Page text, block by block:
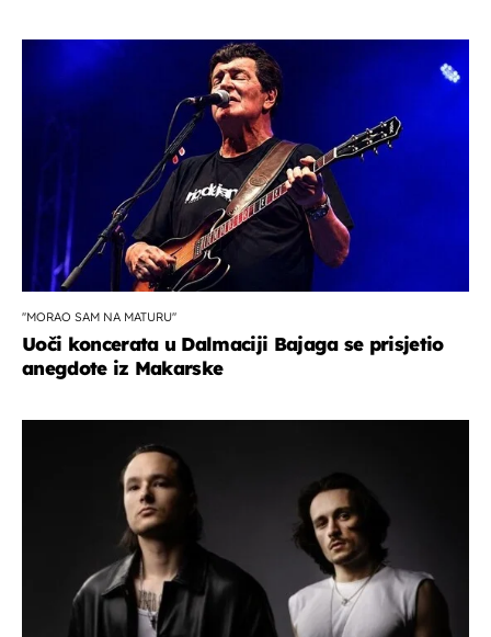
''MORAO SAM NA MATURU''
Uoči koncerata u Dalmaciji Bajaga se prisjetio
anegdote iz Makarske